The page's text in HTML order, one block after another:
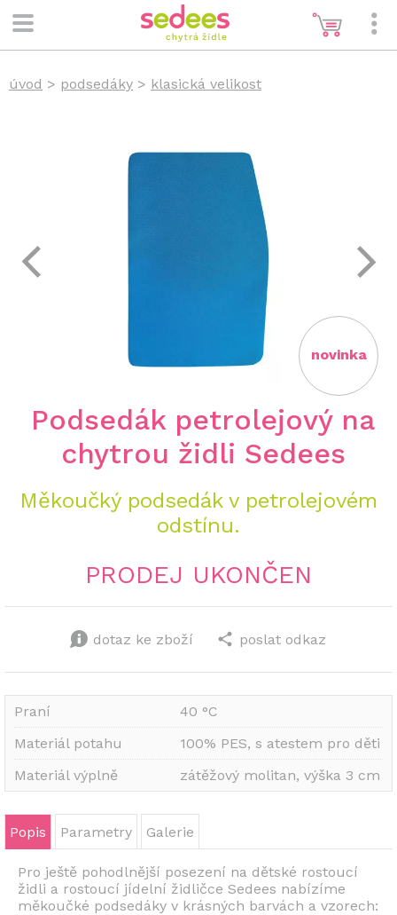
úvod > podsedáky > klasická velikost
novinka
Podsedák petrolejový na
chytrou židli Sedees
Měkoučký podsedák v petrolejovém
odstínu.
PRODEJ UKONČEN
dotaz ke zboží poslat odkaz
Praní
40 °C
Materiál potahu
100% PES, s atestem pro děti
Materiál výplně
zátěžový molitan, výška 3 cm
Popis Parametry Galerie
Pro ještě pohodlnější posezení na dětské rostoucí
židli a rostoucí jídelní židličce Sedees nabízíme
měkoučké podsedáky v krásných barvách a vzorech: